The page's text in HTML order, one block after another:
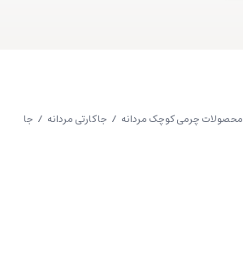
محصولات چرمی کوچک مردانه / جاکارتی مردانه / جا